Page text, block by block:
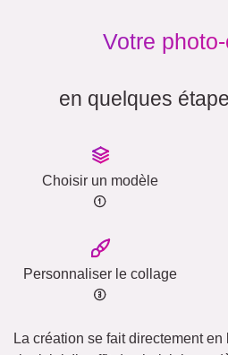
Votre
en quelques
Choisir un modèle
Personnaliser le collage
La création se fait directement